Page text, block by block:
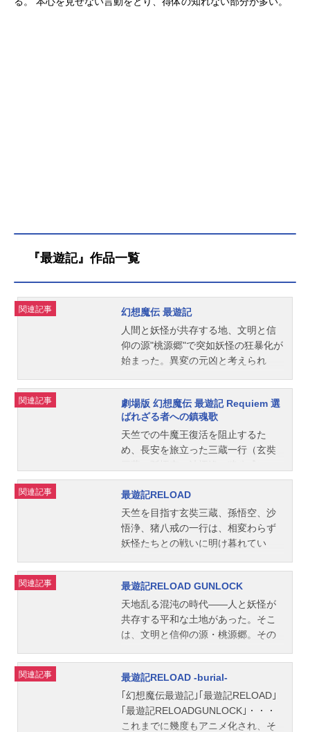
『最遊記』作品一覧
関連記事
幻想魔伝 最遊記
人間と妖怪が共存する地、文明と信
仰の源"桃源郷"で突如妖怪の狂暴化が
始まった。異変の元凶と考えられ
止すべく四人の無法者は西を目指
す。作品名幻想魔伝最遊記放送形態T
Vアニメシリーズ最遊記スケジュール
2000年4月4日（火）～2001年3月27
日（火）テレビ東京ほか話数全50話
蔵：関俊彦沙悟浄：平田広明猪八
戒：石田彰スタッフ原作：峰倉かず
や（エニックス「月刊Gファンタジ
ー」連載）監督：伊達勇登キャラク
ターデザイン：もりやまゆうじ美術
音響監督：高桑一音楽：桜庭統音楽
制作：エニックスアニメーション制
作：スタジオぴえろ製作：テレビ東
京 電通 スタジオぴえろ主題歌OP
1：「FORREAL」徳山秀典OP2：
htrope」CHARCOALFILTERED2：
「Alone」下川みくに公開開始年＆季
節2000春アニメ(C)峰倉かずや／一迅
社・最遊記プロジェクト・テレビ東
京2000『幻想魔伝最遊記』公式サイ
関連記事
劇場版 幻想魔伝 最遊記 Requiem 選
ばれざる者への鎮魂歌
天竺での牛魔王復活を阻止するた
め、長安を旅立った三蔵一行（玄奘
彼らは、巨大な怪鳥に襲われていた
朋蘭という女の子を助けたことか
ら、ある館に招待される。だがそれ
は姿なき何者かの罠だった！満月の
はずなのに月が出ていないことに気
「狙いは、オレか…」。強大で邪悪
な敵、ありえない幻とはりめぐらさ
れるワナ、ひとりまたひとりと、一
行は深みに引きずり込まれていく。
作品名劇場版幻想魔伝最遊記Requie
劇場版アニメシリーズ最遊記スケジ
ュール2001年8月18日（土）キャス
ト玄奘三蔵：関俊彦孫悟空：保志総
一朗沙悟浄：平田広明猪八戒：石田
彰スタッフ原作：峰倉かずや監督：
関連記事
最遊記RELOAD
天竺を目指す玄奘三蔵、孫悟空、沙
悟浄、猪八戒の一行は、相変わらず
妖怪たちとの戦いに明け暮れてい
い妖怪の兄弟に出会った一行は、そ
の背後にいる｢カミサマ｣という謎の
人物の存在を知る。一方、西方にあ
る吠登城では、一行の宿敵・紅孩児
とその妹・李厘に魔の手が忍び寄っ
形態TVアニメシリーズ最遊記スケジ
ュール2003年10月2日（木）～2004
年3月25日（木）テレビ東京ほか話数
全25話キャスト玄奘三蔵：関俊彦孫
悟空：保志総一朗沙悟浄：平田広明
関連記事
最遊記RELOAD GUNLOCK
天地乱る混沌の時代――人と妖怪が
共存する平和な土地があった。そこ
は、文明と信仰の源・桃源郷。その
今まで平穏に暮らしていた妖怪たち
が自我を失い暴走しだしたのだ。異
変の元凶は、かつての大妖怪、『牛
魔王』の蘇生実験によるものらし
い。この世界で禁忌とされている科
関連記事
最遊記RELOAD -burial-
｢幻想魔伝最遊記｣｢最遊記RELOAD｣
｢最遊記RELOADGUNLOCK｣・・・
これまでに幾度もアニメ化され、そ